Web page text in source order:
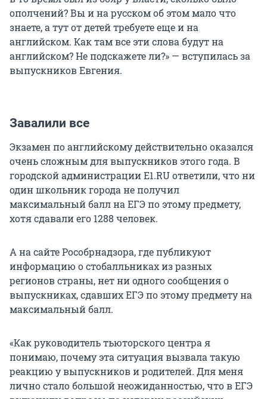
ополчений? Вы и на русском об этом мало что
знаете, а тут от детей требуете еще и на
английском. Как там все эти слова будут на
английском? Не подскажете ли?» — вступилась за
выпускников Евгения.
Завалили все
Экзамен по английскому действительно оказался
очень сложным для выпускников этого года. В
городской администрации E1.RU ответили, что ни
один школьник города не получил
максимальный балл на ЕГЭ по этому предмету,
хотя сдавали его 1288 человек.
А на сайте Рособрнадзора, где публикуют
информацию о стобалльниках из разных
регионов страны, нет ни одного сообщения о
выпускниках, сдавших ЕГЭ по этому предмету на
максимальный балл.
«Как руководитель тьюторского центра я
понимаю, почему эта ситуация вызвала такую
реакцию у выпускников и родителей. Для меня
лично стало большой неожиданностью, что в ЕГЭ